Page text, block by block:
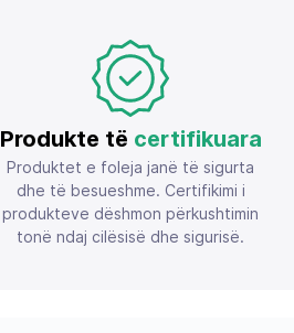
Produkte të certifikuara
Produktet e foleja janë të sigurta
dhe të besueshme. Certifikimi i
produkteve dëshmon përkushtimin
tonë ndaj cilësisë dhe sigurisë.